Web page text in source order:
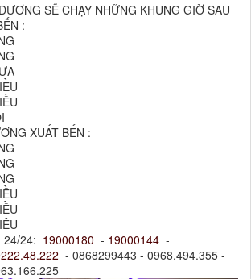
SẼ CHẠY NHỮNG KHUNG GIỜ SAU
:
XUẤT BẾN :
24: 19000180 - 19000144 -
- 0868299443 - 0968.494.355 -